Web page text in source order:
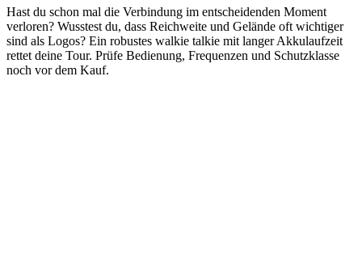
Hast du schon mal die Verbindung im entscheidenden Moment
verloren? Wusstest du, dass Reichweite und Gelände oft wichtiger
sind als Logos? Ein robustes walkie talkie mit langer Akkulaufzeit
rettet deine Tour. Prüfe Bedienung, Frequenzen und Schutzklasse
noch vor dem Kauf.